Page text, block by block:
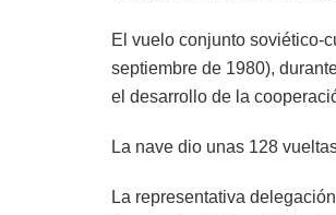
El vuelo conjunto soviético-
septiembre de 1980),
el desarrollo de la
La nave dio unas 128
La representativa